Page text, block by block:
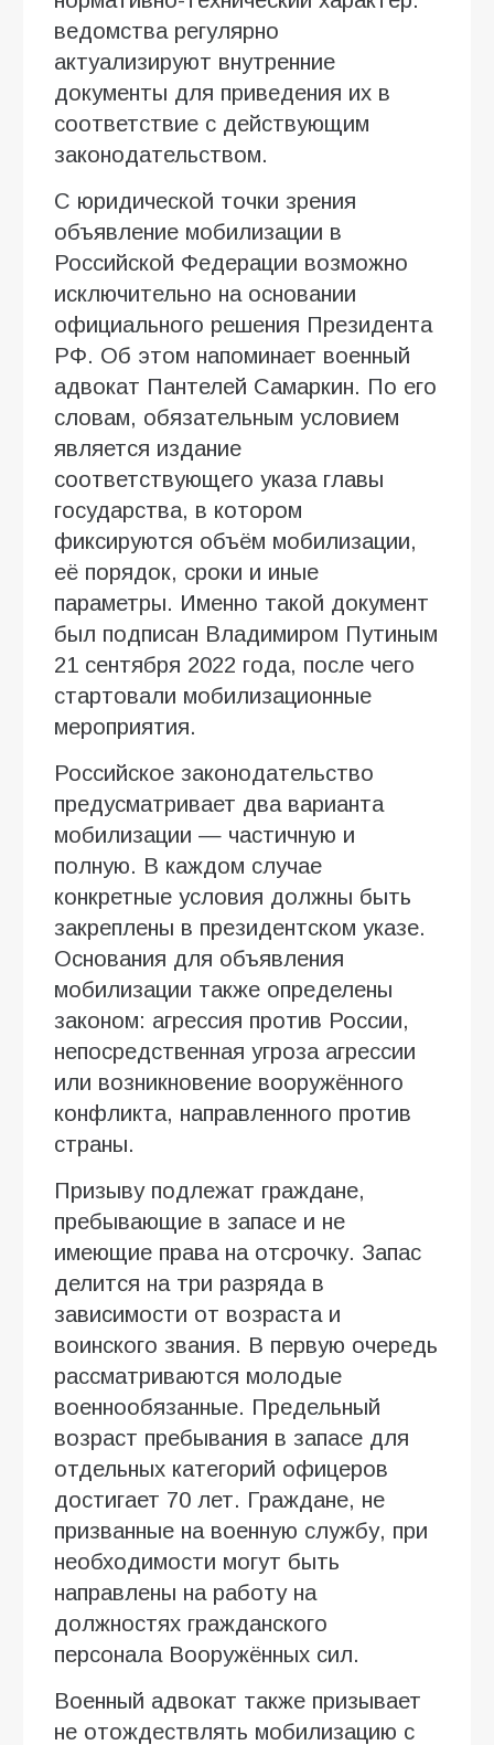
ведомства регулярно
актуализируют внутренние
документы для приведения их в
соответствие с действующим
законодательством.
С юридической точки зрения
объявление мобилизации в
Российской Федерации возможно
исключительно на основании
официального решения Президента
РФ. Об этом напоминает военный
адвокат Пантелей Самаркин. По его
словам, обязательным условием
является издание
соответствующего указа главы
государства, в котором
фиксируются объём мобилизации,
её порядок, сроки и иные
параметры. Именно такой документ
был подписан Владимиром Путиным
21 сентября 2022 года, после чего
стартовали мобилизационные
мероприятия.
Российское законодательство
предусматривает два варианта
мобилизации — частичную и
полную. В каждом случае
конкретные условия должны быть
закреплены в президентском указе.
Основания для объявления
мобилизации также определены
законом: агрессия против России,
непосредственная угроза агрессии
или возникновение вооружённого
конфликта, направленного против
страны.
Призыву подлежат граждане,
пребывающие в запасе и не
имеющие права на отсрочку. Запас
делится на три разряда в
зависимости от возраста и
воинского звания. В первую очередь
рассматриваются молодые
военнообязанные. Предельный
возраст пребывания в запасе для
отдельных категорий офицеров
достигает 70 лет. Граждане, не
призванные на военную службу, при
необходимости могут быть
направлены на работу на
должностях гражданского
персонала Вооружённых сил.
Военный адвокат также призывает
не отождествлять мобилизацию с